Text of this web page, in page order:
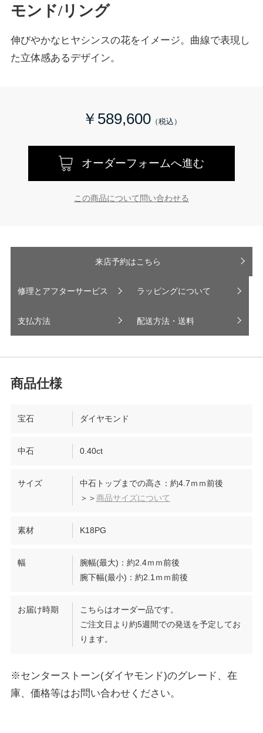
モンド/リング
伸びやかなヒヤシンスの花をイメージ。曲線で表現し
た立体感あるデザイン。
￥589,600
オーダーフォームへ進む
この商品について問い合わせる
来店予約はこちら
修理とアフターサービス ラッピングについて
支払方法 配送方法・送料
宝石 ダイヤモンド
中石 0.40ct
サイズ
中石トップまでの高さ：約4.7ｍｍ前後
＞＞商品サイズについて
素材 K18PG
幅
腕幅(最大)：約2.4ｍｍ前後
腕下幅(最小)：約2.1ｍｍ前後
お届け時期
こちらはオーダー品です。
ご注文日より約5週間での発送を予定してお
ります。
※センターストーン(ダイヤモンド)のグレード、在
庫、価格等はお問い合わせください。